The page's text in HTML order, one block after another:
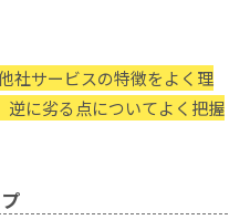
社サービスの特徴をよく理
に劣る点についてよく把握